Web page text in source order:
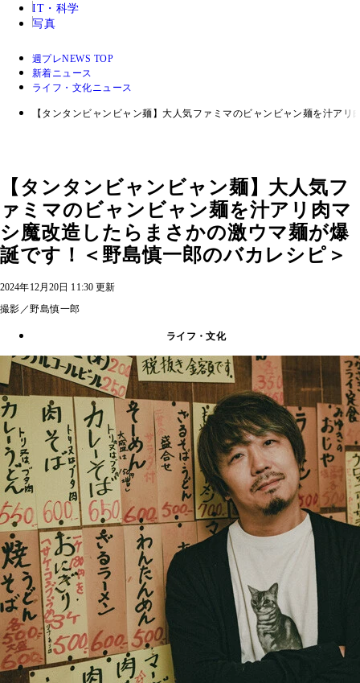
IT・科学
写真
週プレNEWS TOP
新着ニュース
ライフ・文化ニュース
【タンタンビャンビャン麺】大人気ファミマのビャンビャン麺を汁ア
【タンタンビャンビャン麺】大人気フ
ァミマのビャンビャン麺を汁アリ肉マ
シ魔改造したらまさかの激ウマ麺が爆
誕です！＜野島慎一郎のバカレシピ＞
2024年12月20日 11:30 更新
撮影／野島慎一郎
ライフ・文化